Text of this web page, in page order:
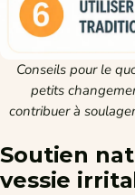
Conseils pour le
petits
contribuer à
Soutien
vessie